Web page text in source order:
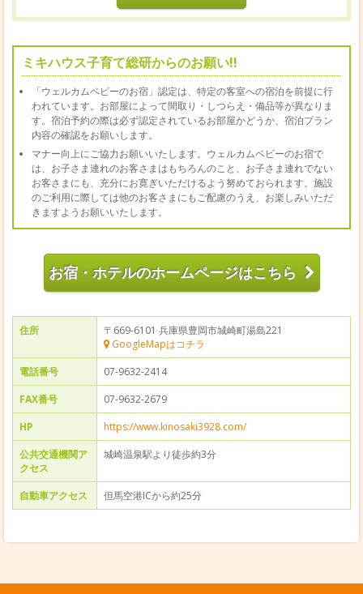
ミキハウス子育て総研からのお願い!!
「ウェルカムベビーのお宿」認定は、特定の客室への宿泊を前提に行
われています。お部屋によって間取り・しつらえ・備品等が異なりま
す。宿泊予約の際は必ず認定されているお部屋かどうか、宿泊プラン
内容の確認をお願いします。
マナー向上にご協力お願いいたします。ウェルカムベビーのお宿で
は、お子さま連れのお客さまはもちろんのこと、お子さま連れでない
お客さまにも、充分にお寛ぎいただけるよう努めておられます。施設
のご利用に際しては他のお客さまにもご配慮のうえ、お楽しみいただ
きますようお願いいたします。
お宿・ホテルのホームページはこちら
住所
〒669-6101 兵庫県豊岡市城崎町湯島221
GoogleMapはコチラ
電話番号
07-9632-2414
FAX番号
07-9632-2679
HP
https://www.kinosaki3928.com/
公共交通機関ア
クセス
城崎温泉駅より徒歩約3分
自動車アクセス 但馬空港ICから約25分